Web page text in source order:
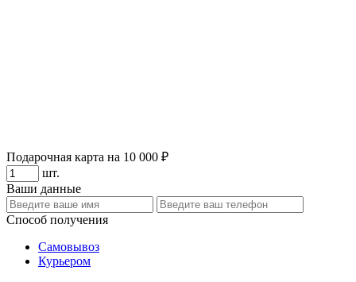
Подарочная карта на 10 000 ₽
шт.
Ваши данные
Способ получения
Самовывоз
Курьером